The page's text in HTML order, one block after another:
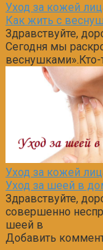
Уход за кожей
Как жить с
Здравствуйте,
Сегодня мы
веснушками».Кто-
Уход за кожей
Уход за шеей в
Здравствуйте,
совершенно
шеей в
Добавить